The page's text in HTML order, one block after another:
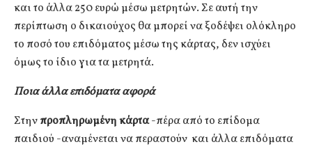
και το άλλα 250 ευρώ μέσω μετρητών. Σε αυτή την
περίπτωση ο δικαιούχος θα μπορεί να ξοδέψει ολόκληρο
το ποσό του επιδόματος μέσω της κάρτας, δεν ισχύει
όμως το ίδιο για τα μετρητά.
Ποια άλλα επιδόματα αφορά
Στηνπροπληρωμένη κάρτα-πέρα από το επίδομα
παιδιού -αναμένεται να περαστούν και άλλα επιδόματα